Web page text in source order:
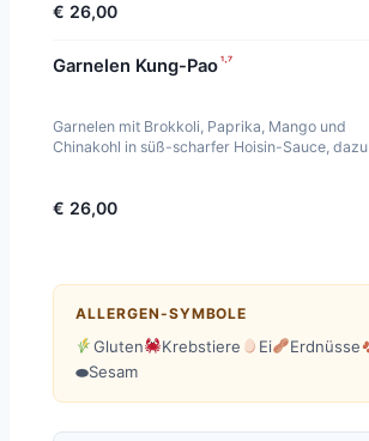
€ 26,00
Garnelen Kung-Pao¹·⁷
Garnelen mit Brokkoli, Paprika, Mango und
Chinakohl in süß-scharfer Hoisin-Sauce, dazu
€ 26,00
ALLERGEN-SYMBOLE
Gluten Krebstiere Ei Erdnüsse
⬬Sesam